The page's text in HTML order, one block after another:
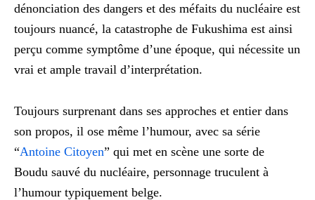
dénonciation des dangers et des méfaits du nucléaire est
toujours nuancé, la catastrophe de Fukushima est ainsi
perçu comme symptôme d’une époque, qui nécessite un
vrai et ample travail d’interprétation.
Toujours surprenant dans ses approches et entier dans
son propos, il ose même l’humour, avec sa série
“Antoine Citoyen” qui met en scène une sorte de
Boudu sauvé du nucléaire, personnage truculent à
l’humour typiquement belge.